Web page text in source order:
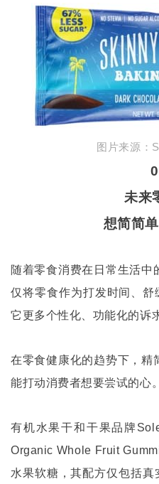
图片来源：
未来
想简简
随着零食消费在日常生活中
仅将零食作为打发时间、舒
它更多个性化、功能化的诉
在零食健康化的趋势下，精
能打动消费者想要尝试的心。
有机水果干和干果品牌
Organic Whole Fruit
水果软糖，其配方仅包括真